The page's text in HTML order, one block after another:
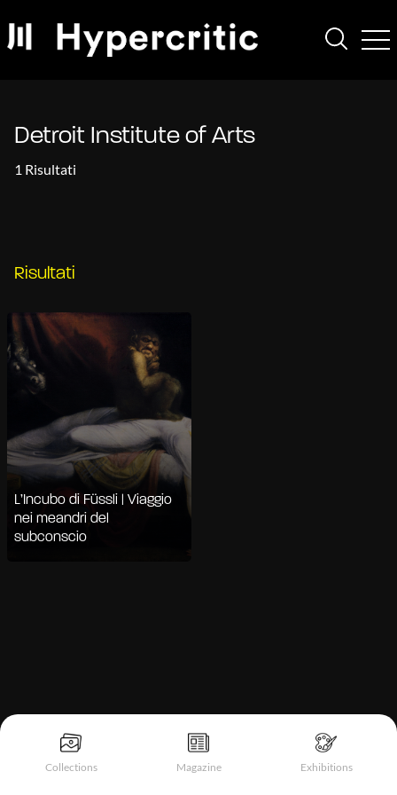
Collections Magazine Exhibitions
Detroit Institute of Arts
1 Risultati
Risultati
L’Incubo di Füssli | Viaggio
nei meandri del
subconscio
Informativa sulla raccolta